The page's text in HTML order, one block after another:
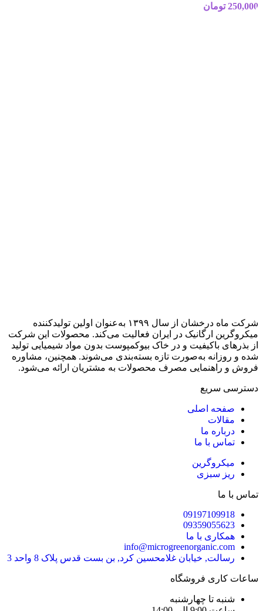
250,000 تومان
شرکت ماه درخشان از سال ۱۳۹۹ به‌عنوان اولین تولیدکننده
میکروگرین ارگانیک در ایران فعالیت می‌کند. محصولات این شرکت
از بذرهای باکیفیت و در خاک بیوکمپوست بدون مواد شیمیایی تولید
شده و روزانه به‌صورت تازه بسته‌بندی می‌شوند. همچنین، مشاوره
فروش و راهنمایی مصرف محصولات به مشتریان ارائه می‌شود.
دسترسی سریع
صفحه اصلی
مقالات
درباره ما
تماس با ما
میکروگرین
ریز سبزی
تماس با ما
09197109918
09359055623
همکاری با ما
info@microgreenorganic.com
رسالت, خیابان غلامحسین کرد, بن بست قدس پلاک 8 واحد 3
ساعات کاری فروشگاه
شنبه تا چهارشنبه